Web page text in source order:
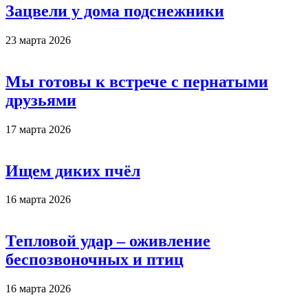
Зацвели у дома подснежники
23 марта 2026
Мы готовы к встрече с пернатыми
друзьями
17 марта 2026
Ищем диких пчёл
16 марта 2026
Тепловой удар – оживление
беспозвоночных и птиц
16 марта 2026